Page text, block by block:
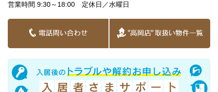
営業時間 9:30～18:00 定休日／水曜日